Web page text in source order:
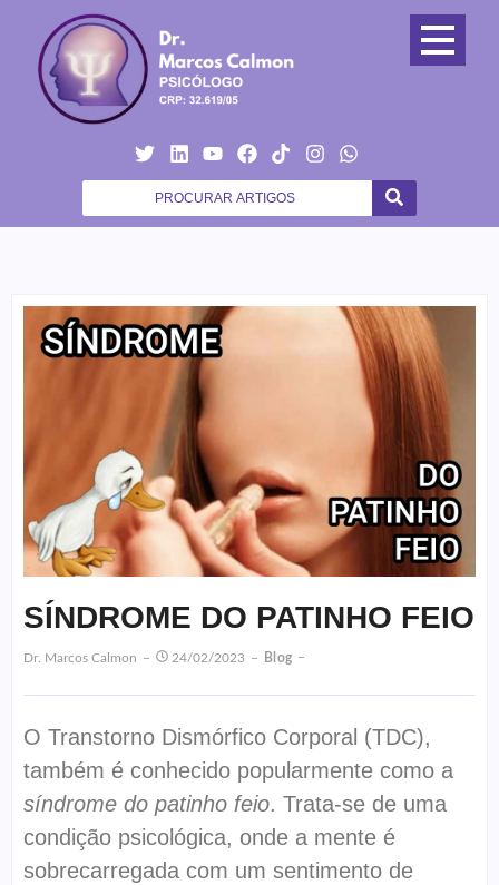
SÍNDROME DO PATINHO FEIO
Dr. Marcos Calmon 24/02/2023 Blog
O Transtorno Dismórfico Corporal (TDC),
também é conhecido popularmente como a
síndrome do patinho feio. Trata-se de uma
condição psicológica, onde a mente é
sobrecarregada com um sentimento de